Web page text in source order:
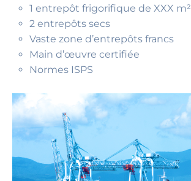
1 entrepôt frigorifique de XXX m²
2 entrepôts secs
Vaste zone d’entrepôts francs
Main d’œuvre certifiée
Normes ISPS